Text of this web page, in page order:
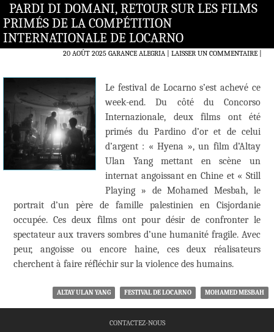
PARDI DI DOMANI, RETOUR SUR LES FILMS
PRIMÉS DE LA COMPÉTITION
INTERNATIONALE DE LOCARNO
20 AOÛT 2025 GARANCE ALEGRIA LAISSER UN COMMENTAIRE|
Le festival de Locarno s’est achevé ce
week-end. Du côté du Concorso
Internazionale, deux films ont été
primés du Pardino d’or et de celui
d’argent : « Hyena », un film d’Altay
Ulan Yang mettant en scène un
internat angoissant en Chine et « Still
Playing » de Mohamed Mesbah, le
portrait d’un père de famille palestinien en Cisjordanie
occupée. Ces deux films ont pour désir de confronter le
spectateur aux travers sombres d’une humanité fragile. Avec
peur, angoisse ou encore haine, ces deux réalisateurs
cherchent à faire réfléchir sur la violence des humains.
ALTAY ULAN YANG FESTIVAL DE LOCARNO MOHAMED MESBAH
CONTACTEZ-NOUS